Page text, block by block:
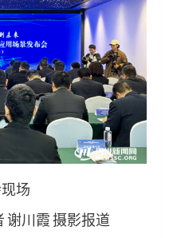
场
谢川霞 摄影报道